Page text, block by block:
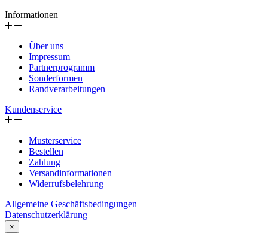
Informationen
Über uns
Impressum
Partnerprogramm
Sonderformen
Randverarbeitungen
Kundenservice
Musterservice
Bestellen
Zahlung
Versandinformationen
Widerrufsbelehrung
Allgemeine Geschäftsbedingungen
Datenschutzerklärung
×